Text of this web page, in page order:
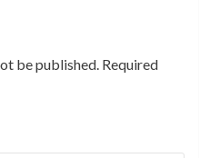
be published. Required